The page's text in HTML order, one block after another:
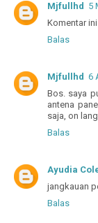
Mjfullhd 5
Komentar
Balas
Mjfullhd 6
Bos. saya
antena
saja, on
Balas
Ayudia
jangkauan
Balas